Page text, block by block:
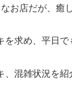
お店だが、癒
求め、平日で
混雑状況を紹